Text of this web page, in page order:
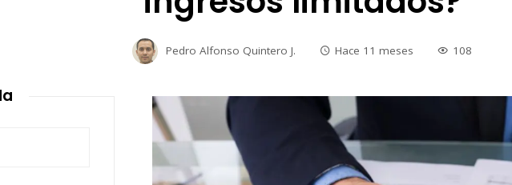
Pedro Alfonso Quintero J. Hace 11 meses 108